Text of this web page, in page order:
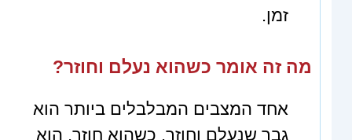
זמן.
מה זה אומר כשהוא נעלם וחוזר?
אחד המצבים המבלבלים ביותר הוא
גבר שנעלם וחוזר. כשהוא חוזר, הוא